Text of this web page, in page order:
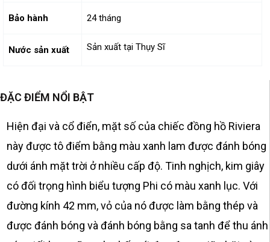
ĐẶC ĐIỂM NỔI BẬT
Hiện đại và cổ điển, mặt số của chiếc đồng hồ Riviera
này được tô điểm bằng màu xanh lam được đánh bóng
dưới ánh mặt trời ở nhiều cấp độ. Tinh nghịch, kim giây
có đối trọng hình biểu tượng Phi có màu xanh lục. Với
đường kính 42 mm, vỏ của nó được làm bằng thép và
được đánh bóng và đánh bóng bằng sa tanh để thu ánh
Bảo hành 24 tháng
Nước sản xuất Sản xuất tại Thụy Sĩ